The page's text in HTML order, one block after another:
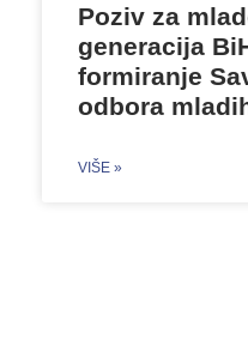
Poziv za
generacija
formiranje
odbora
VIŠE »